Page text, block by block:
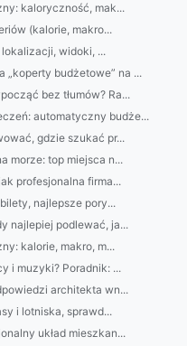
kaloryczność, mak...
(kalorie, makro...
widoki, ...
budżetowe” na ...
bez tłumów? Ra...
automatyczny budże...
gdzie szukać pr...
morze: top miejsca n...
profesjonalna firma...
najlepsze pory...
najlepiej podlewać, ja...
kalorie, makro, m...
i muzyki? Poradnik: ...
architekta wn...
i lotniska, sprawd...
układ mieszkan...